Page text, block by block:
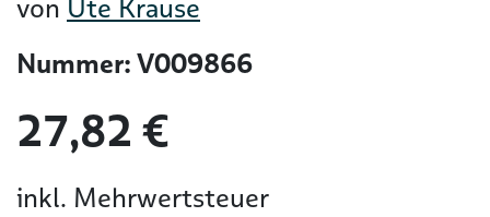
von Ute Krause
Nummer: V009866
27,82 €
inkl. Mehrwertsteuer